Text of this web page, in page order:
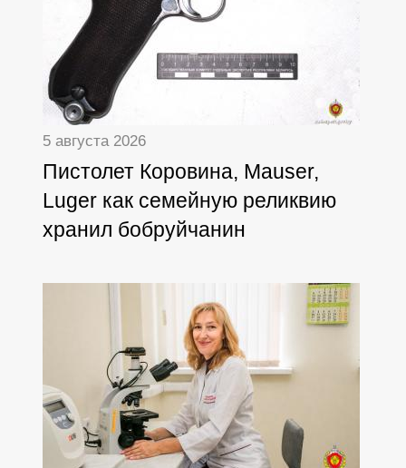
5 августа 2026
Пистолет Коровина, Mauser,
Luger как семейную реликвию
хранил бобруйчанин